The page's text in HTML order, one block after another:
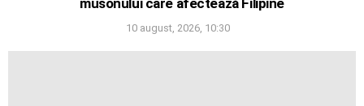
10 august, 2026, 10:30